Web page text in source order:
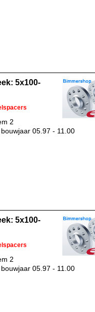
5x100-
2
05.97 - 11.00
5x100-
2
05.97 - 11.00